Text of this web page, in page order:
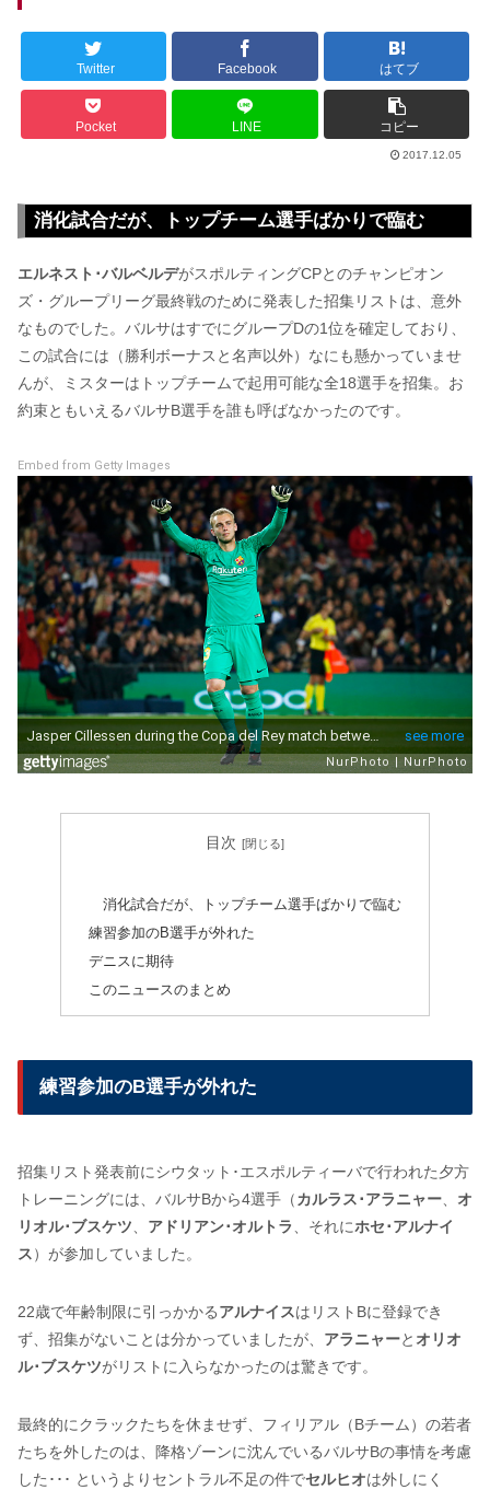
Twitter Facebook はてブ
Pocket LINE コピー
2017.12.05
消化試合だが、トップチーム選手ばかりで臨む
エルネスト･バルベルデがスポルティングCPとのチャンピオン
ズ・グループリーグ最終戦のために発表した招集リストは、意外
なものでした。バルサはすでにグループDの1位を確定しており、
この試合には（勝利ボーナスと名声以外）なにも懸かっていませ
んが、ミスターはトップチームで起用可能な全18選手を招集。お
約束ともいえるバルサB選手を誰も呼ばなかったのです。
Embed from Getty Images
目次
消化試合だが、トップチーム選手ばかりで臨む
練習参加のB選手が外れた
デニスに期待
このニュースのまとめ
練習参加のB選手が外れた
招集リスト発表前にシウタット･エスポルティーバで行われた夕方
トレーニングには、バルサBから4選手（カルラス･アラニャー
オ
リオル･ブスケツ
アドリアン･オルトラ 、それにホセ･アルナイ
ス）が参加していました。
22歳で年齢制限に引っかかるアルナイスはリストBに登録でき
ず、招集がないことは分かっていましたが、 アラニャーと オリオ
ル･ブスケツがリストに入らなかったのは驚きです。
最終的にクラックたちを休ませず、フィリアル（Bチーム）の若者
たちを外したのは、降格ゾーンに沈んでいるバルサBの事情を考慮
した･･･ というよりセントラル不足の件でセルヒオは外しにく